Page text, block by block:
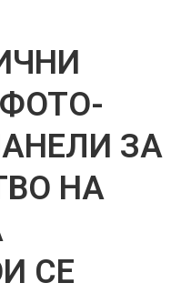
ЗА
НА
СЕ